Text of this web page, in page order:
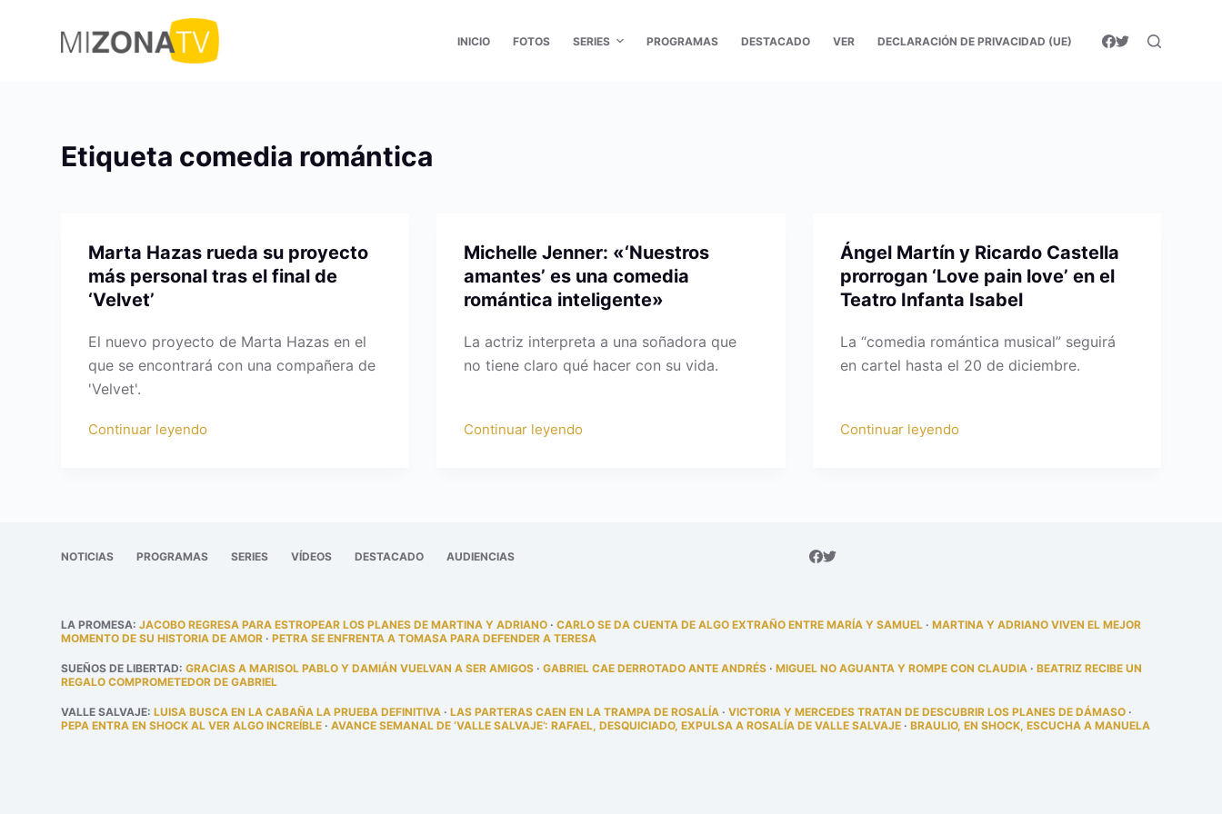
INICIO FOTOS SERIES PROGRAMAS DESTACADO VER DECLARACIÓN DE PRIVACIDAD (UE)
Etiqueta comedia romántica
Marta Hazas rueda su proyecto
más personal tras el final de
‘Velvet’
El nuevo proyecto de Marta Hazas en el
que se encontrará con una compañera de
'Velvet'.
Continuar leyendo
Michelle Jenner: «‘Nuestros
amantes’ es una comedia
romántica inteligente»
La actriz interpreta a una soñadora que
no tiene claro qué hacer con su vida.
Continuar leyendo
Ángel Martín y Ricardo Castella
prorrogan ‘Love pain love’ en el
Teatro Infanta Isabel
La “comedia romántica musical” seguirá
en cartel hasta el 20 de diciembre.
Continuar leyendo
NOTICIAS PROGRAMAS SERIES VÍDEOS DESTACADO AUDIENCIAS
LA PROMESA:JACOBO REGRESA PARA ESTROPEAR LOS PLANES DE MARTINA Y ADRIANO ·CARLO SE DA CUENTA DE ALGO EXTRAÑO ENTRE MARÍA Y SAMUEL ·MARTINA Y ADRIANO VIVEN EL MEJOR
MOMENTO DE SU HISTORIA DE AMOR ·PETRA SE ENFRENTA A TOMASA PARA DEFENDER A TERESA
SUEÑOS DE LIBERTAD:GRACIAS A MARISOL PABLO Y DAMIÁN VUELVAN A SER AMIGOS ·GABRIEL CAE DERROTADO ANTE ANDRÉS ·MIGUEL NO AGUANTA Y ROMPE CON CLAUDIA ·BEATRIZ RECIBE UN
REGALO COMPROMETEDOR DE GABRIEL
VALLE SALVAJE:LUISA BUSCA EN LA CABAÑA LA PRUEBA DEFINITIVA ·LAS PARTERAS CAEN EN LA TRAMPA DE ROSALÍA ·VICTORIA Y MERCEDES TRATAN DE DESCUBRIR LOS PLANES DE DÁMASO ·
PEPA ENTRA EN SHOCK AL VER ALGO INCREÍBLE ·AVANCE SEMANAL DE ‘VALLE SALVAJE’: RAFAEL, DESQUICIADO, EXPULSA A ROSALÍA DE VALLE SALVAJE ·BRAULIO, EN SHOCK, ESCUCHA A MANUELA